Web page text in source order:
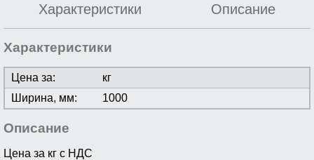
Характеристики Описание
Характеристики
Цена за:
кг
Ширина, мм:
1000
Описание
Цена за кг с НДС